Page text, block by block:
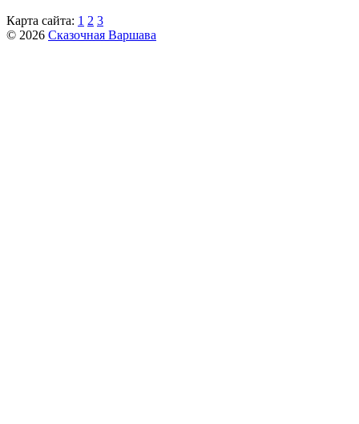
Карта сайта: 1 2 3
© 2026 Сказочная Варшава